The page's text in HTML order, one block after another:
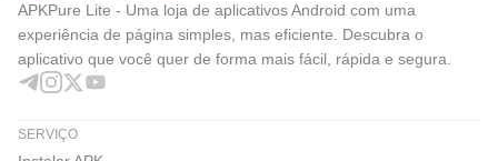
APKPure Lite - Uma loja de aplicativos Android com uma
experiência de página simples, mas eficiente. Descubra o
aplicativo que você quer de forma mais fácil, rápida e segura.
SERVIÇO